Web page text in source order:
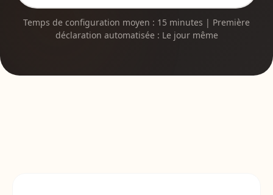
Temps de configuration moyen : 15 minutes | Première
déclaration automatisée : Le jour même